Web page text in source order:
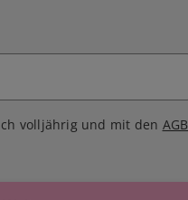
volljährig und mit den AGB